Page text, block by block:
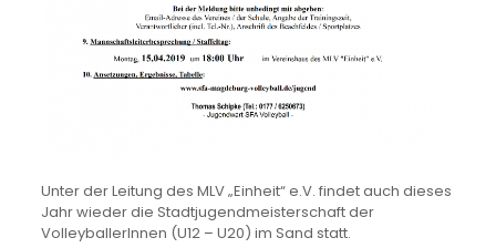
Unter der Leitung des MLV „Einheit“ e.V. findet auch dieses
Jahr wieder die Stadtjugendmeisterschaft der
VolleyballerInnen (U12 – U20) im Sand statt.